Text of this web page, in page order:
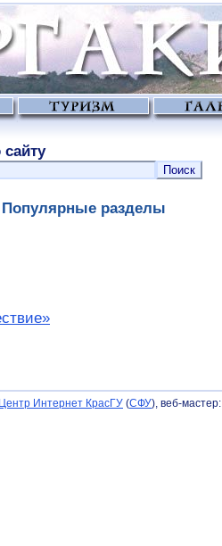
Популярные разделы
Центр Интернет КрасГУ (СФУ), веб-мастер: